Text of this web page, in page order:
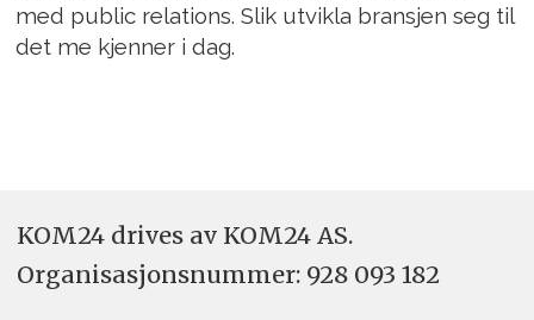
med public relations. Slik utvikla bransjen seg til
det me kjenner i dag.
KOM24 drives av KOM24 AS.
Organisasjons­nummer: 928 093 182